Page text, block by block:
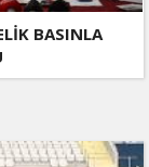
BASINLA